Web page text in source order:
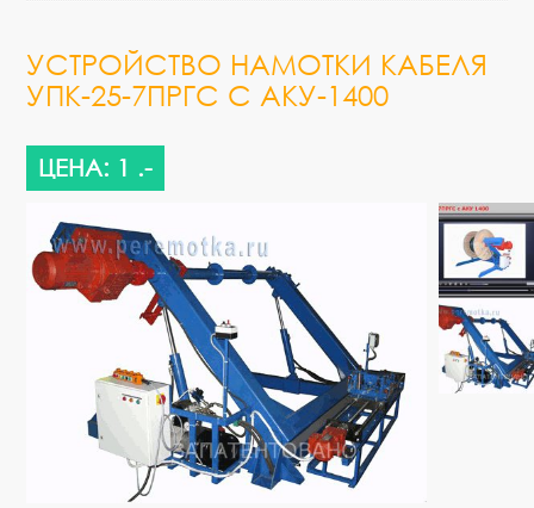
УСТРОЙСТВО НАМОТКИ КАБЕЛЯ
УПК-25-7ПРГС С АКУ-1400
ЦЕНА: 1 .-